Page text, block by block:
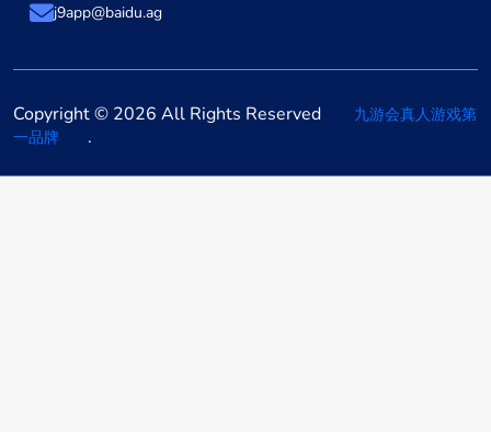
j9app@baidu.ag
Copyright © 2026 All Rights Reserved
九游会真人游戏第
一品牌
.